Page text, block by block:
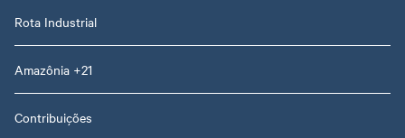
Rota Industrial
Amazônia +21
Contribuições